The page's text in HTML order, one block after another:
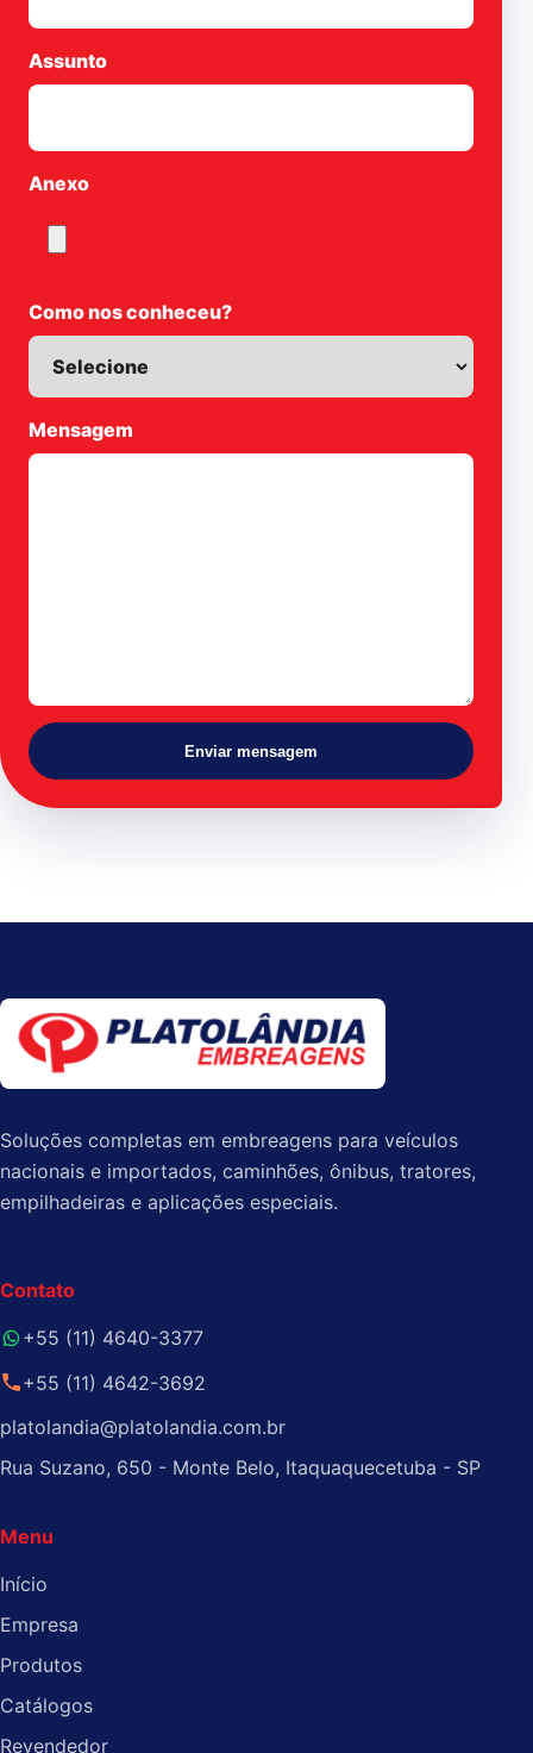
Assunto
Anexo
Como nos conheceu?
Mensagem
Enviar mensagem
Soluções completas em embreagens para veículos
nacionais e importados, caminhões, ônibus, tratores,
empilhadeiras e aplicações especiais.
Contato
+55 (11) 4640-3377
+55 (11) 4642-3692
platolandia@platolandia.com.br
Rua Suzano, 650 - Monte Belo, Itaquaquecetuba - SP
Menu
Início
Empresa
Produtos
Catálogos
Revendedor